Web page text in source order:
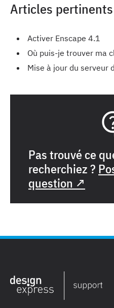
Articles pertinents
Activer Enscape 4.1
Où puis-je trouver ma
Mise à jour du serveur
Pas trouvé ce
recherchiez ?
question ↗